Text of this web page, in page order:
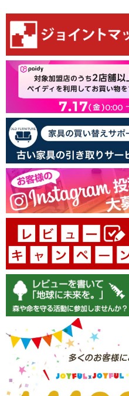
お客様
31800003
見た目もいいし、目が疲れな
リピートで購入しています